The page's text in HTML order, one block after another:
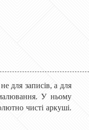
для записів, а для
У ньому
чисті аркуші.